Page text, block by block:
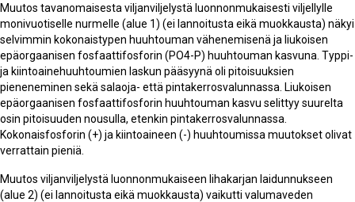
Muutos tavanomaisesta viljanviljelystä luonnonmukaisesti viljellylle
monivuotiselle nurmelle (alue 1) (ei lannoitusta eikä muokkausta) näkyi
selvimmin kokonaistypen huuhtouman vähenemisenä ja liukoisen
epäorgaanisen fosfaattifosforin (PO4-P) huuhtouman kasvuna. Typpi-
ja kiintoainehuuhtoumien laskun pääsyynä oli pitoisuuksien
pieneneminen sekä salaoja- että pintakerrosvalunnassa. Liukoisen
epäorgaanisen fosfaattifosforin huuhtouman kasvu selittyy suurelta
osin pitoisuuden nousulla, etenkin pintakerrosvalunnassa.
Kokonaisfosforin (+) ja kiintoaineen (-) huuhtoumissa muutokset olivat
verrattain pieniä.
Muutos viljanviljelystä luonnonmukaiseen lihakarjan laidunnukseen
(alue 2) (ei lannoitusta eikä muokkausta) vaikutti valumaveden